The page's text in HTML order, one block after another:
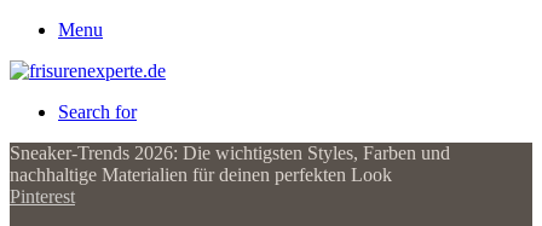
Menu
Search for
Sneaker-Trends 2026: Die wichtigsten Styles, Farben und
nachhaltige Materialien für deinen perfekten Look
Pinterest